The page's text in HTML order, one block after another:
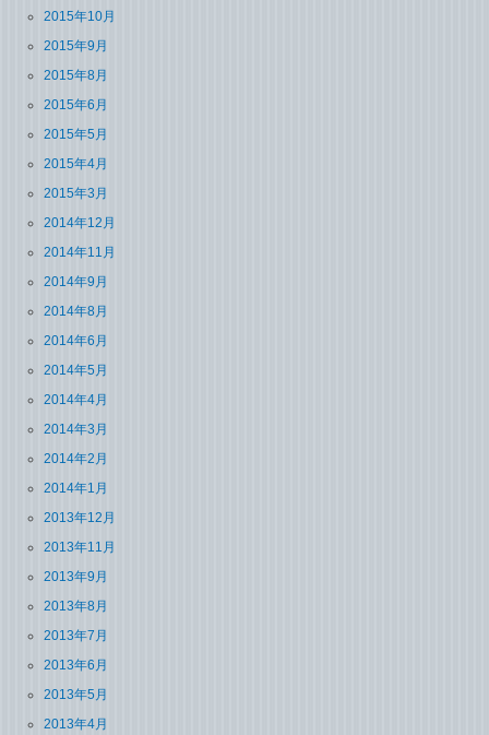
2015年10月
2015年9月
2015年8月
2015年6月
2015年5月
2015年4月
2015年3月
2014年12月
2014年11月
2014年9月
2014年8月
2014年6月
2014年5月
2014年4月
2014年3月
2014年2月
2014年1月
2013年12月
2013年11月
2013年9月
2013年8月
2013年7月
2013年6月
2013年5月
2013年4月